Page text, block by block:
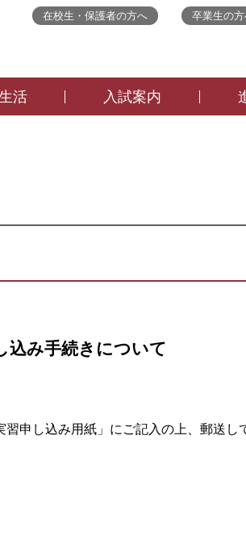
活 入試案内
在校生・保護者の方へ 卒業生の
込み手続きについて
申し込み用紙」にご記入の上、郵送し